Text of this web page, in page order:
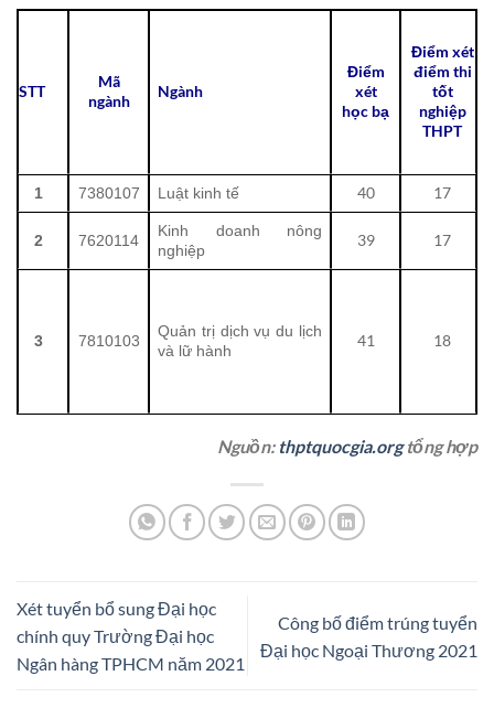
STT
Mã
ngành
Ngành
Điểm
xét
học bạ
Điểm xét
điểm thi
tốt
nghiệp
THPT
1 7380107 Luật kinh tế 40 17
2 7620114
Kinh doanh nông
nghiệp
39 17
3 7810103
Quản trị dịch vụ du lịch
và lữ hành
41 18
Nguồn: thptquocgia.orgtổng hợp
Xét tuyển bổ sung Đại học
chính quy Trường Đại học
Ngân hàng TPHCM năm 2021
Công bố điểm trúng tuyển
Đại học Ngoại Thương 2021